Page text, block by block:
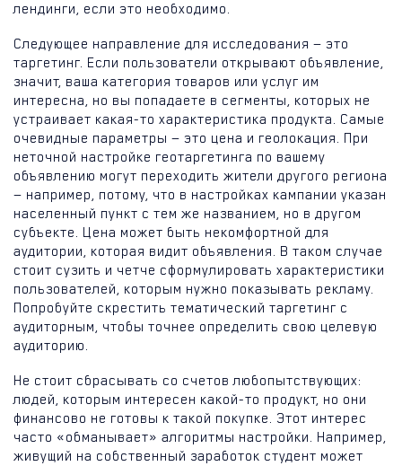
лендинги, если это необходимо.
Следующее направление для исследования — это
таргетинг. Если пользователи открывают объявление,
значит, ваша категория товаров или услуг им
интересна, но вы попадаете в сегменты, которых не
устраивает какая-то характеристика продукта. Самые
очевидные параметры — это цена и геолокация. При
неточной настройке геотаргетинга по вашему
объявлению могут переходить жители другого региона
— например, потому, что в настройках кампании указан
населенный пункт с тем же названием, но в другом
субъекте. Цена может быть некомфортной для
аудитории, которая видит объявления. В таком случае
стоит сузить и четче сформулировать характеристики
пользователей, которым нужно показывать рекламу.
Попробуйте скрестить тематический таргетинг с
аудиторным, чтобы точнее определить свою целевую
аудиторию.
Не стоит сбрасывать со счетов любопытствующих:
людей, которым интересен какой-то продукт, но они
финансово не готовы к такой покупке. Этот интерес
часто «обманывает» алгоритмы настройки. Например,
живущий на собственный заработок студент может